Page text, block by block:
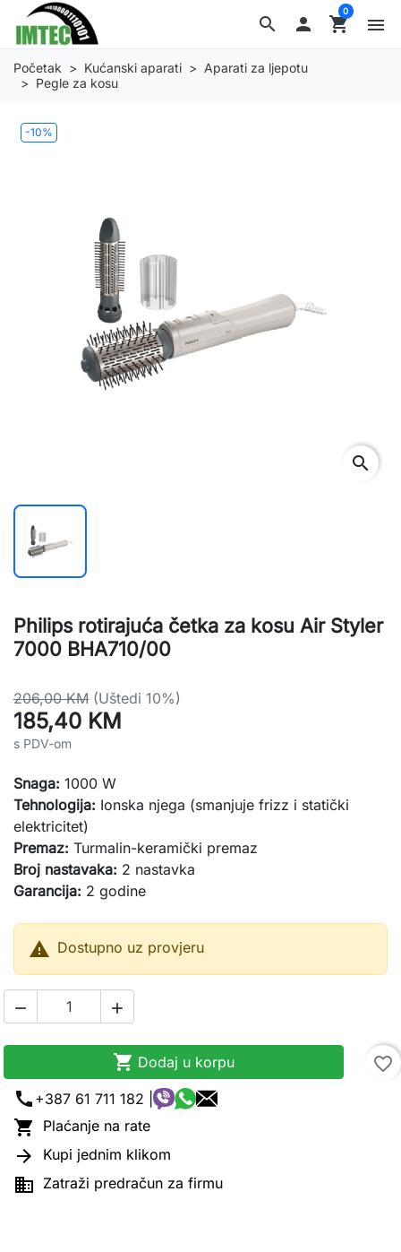
search  shopping_cart
0
menu
Početak Kućanski aparati
Aparati za ljepotu
Pegle za kosu
-10%
search
Philips rotirajuća četka za kosu Air Styler
7000 BHA710/00
206,00 KM (Uštedi 10%)
185,40 KM
s PDV-om
Snaga: 1000 W
Tehnologija: Ionska njega (smanjuje frizz i statički
elektricitet)
Premaz: Turmalin-keramički premaz
Broj nastavaka: 2 nastavka
Garancija: 2 godine
 Dostupno uz provjeru
 
 Dodaj u korpu
favorite_border
call +387 61 711 182 |
 Plaćanje na rate
 Kupi jednim klikom
 Zatraži predračun za firmu